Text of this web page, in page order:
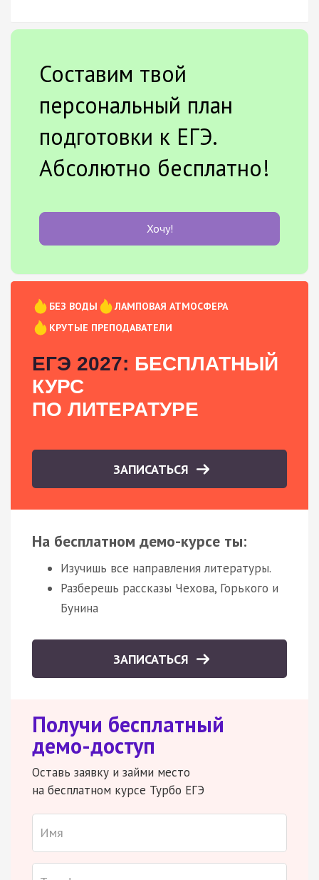
Составим твой
персональный план
подготовки к ЕГЭ.
Абсолютно бесплатно!
Хочу!
БЕЗ ВОДЫ
ЛАМПОВАЯ АТМОСФЕРА
КРУТЫЕ ПРЕПОДАВАТЕЛИ
ЕГЭ 2027: БЕСПЛАТНЫЙ
КУРС
ПО ЛИТЕРАТУРЕ
ЗАПИСАТЬСЯ
На бесплатном демо-курсе ты:
Изучишь все направления литературы.
Разберешь рассказы Чехова, Горького и
Бунина
ЗАПИСАТЬСЯ
Получи бесплатный
демо-доступ
Оставь заявку и займи место
на бесплатном курсе Турбо ЕГЭ